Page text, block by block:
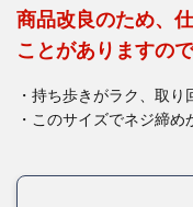
商品改良のため、
ことがありますの
・持ち歩きがラク、取り
・このサイズでネジ締め